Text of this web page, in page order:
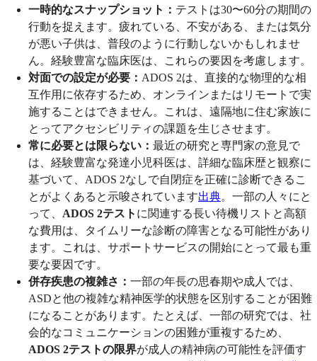
一時的なスナップショット： テストは30〜60分の期間の
行動を捉えます。疲れている、不安がある、または気分
が悪い子供は、普段のように行動しないかもしれませ
ん。経験豊富な臨床医は、これらの要因を考慮します。
対面での設定が必要： ADOS 2は、直接的な物理的な相
互作用に依存するため、オンラインまたはリモートで実
施することはできません。これは、遠隔地に住む家族に
とってアクセシビリティの課題を生じさせます。
常に必要とは限らない： 最近の研究と専門家の意見で
は、経験豊富な発達小児科医は、詳細な臨床歴と観察に
基づいて、ADOS 2なしで自閉症を正確に診断できるこ
とがよくあると示唆されています出典。一部の人々にと
って、 ADOS 2テスト に関連する長い待機リストと高額
な費用は、タイムリーな診断の障害となる可能性があり
ます。これは、サポートサービスの開始にとって最も重
要な要因です。
併存疾患の複雑さ： 一部の年長の思春期や成人では、
ASDと他の複雑な精神医学的状態を区別することが困難
になることがあります。たとえば、一部の研究では、社
会的なコミュニケーションの困難が重複するため、
ADOS 2テストの限界が成人の精神病の可能性を評価す